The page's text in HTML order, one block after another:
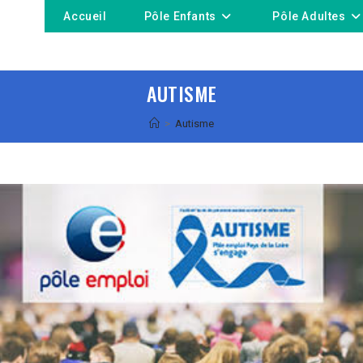
Accueil Pôle Enfants Pôle Adultes
AUTISME
> Autisme